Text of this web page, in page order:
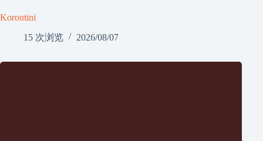
Korontini
15 次浏览
2026/08/07